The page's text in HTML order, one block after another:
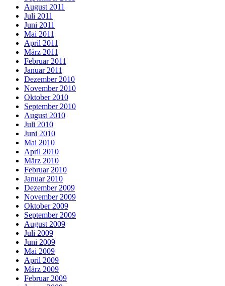
August 2011
Juli 2011
Juni 2011
Mai 2011
April 2011
März 2011
Februar 2011
Januar 2011
Dezember 2010
November 2010
Oktober 2010
September 2010
August 2010
Juli 2010
Juni 2010
Mai 2010
April 2010
März 2010
Februar 2010
Januar 2010
Dezember 2009
November 2009
Oktober 2009
September 2009
August 2009
Juli 2009
Juni 2009
Mai 2009
April 2009
März 2009
Februar 2009